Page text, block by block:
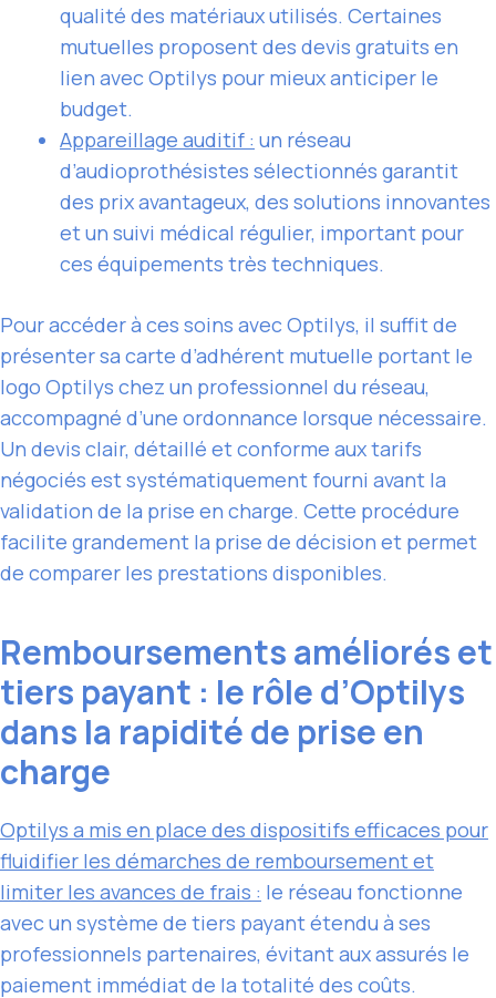
qualité des matériaux utilisés. Certaines
mutuelles proposent des devis gratuits en
lien avec Optilys pour mieux anticiper le
budget.
Appareillage auditif : un réseau
d’audioprothésistes sélectionnés garantit
des prix avantageux, des solutions innovantes
et un suivi médical régulier, important pour
ces équipements très techniques.
Pour accéder à ces soins avec Optilys, il suffit de
présenter sa carte d’adhérent mutuelle portant le
logo Optilys chez un professionnel du réseau,
accompagné d’une ordonnance lorsque nécessaire.
Un devis clair, détaillé et conforme aux tarifs
négociés est systématiquement fourni avant la
validation de la prise en charge. Cette procédure
facilite grandement la prise de décision et permet
de comparer les prestations disponibles.
Remboursements améliorés et
tiers payant : le rôle d’Optilys
dans la rapidité de prise en
charge
Optilys a mis en place des dispositifs efficaces pour
fluidifier les démarches de remboursement et
limiter les avances de frais : le réseau fonctionne
avec un système de tiers payant étendu à ses
professionnels partenaires, évitant aux assurés le
paiement immédiat de la totalité des coûts.